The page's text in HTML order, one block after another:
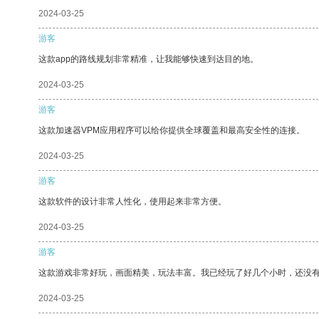
2024-03-25
游客
这款app的路线规划非常精准，让我能够快速到达目的地。
2024-03-25
游客
这款加速器VPM应用程序可以给你提供全球覆盖和最高安全性的连接。
2024-03-25
游客
这款软件的设计非常人性化，使用起来非常方便。
2024-03-25
游客
这款游戏非常好玩，画面精美，玩法丰富。我已经玩了好几个小时，还没
2024-03-25